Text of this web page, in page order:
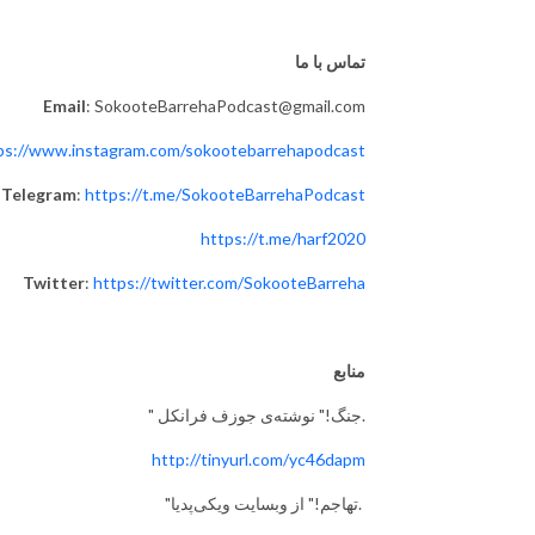
تماس با ما
Email: SokooteBarrehaPodcast@gmail.com
www.instagram.com/sokootebarrehapodcast
Telegram: https://t.me/SokooteBarrehaPodcast
https://t.me/harf2020
Twitter: https://twitter.com/SokooteBarreha
منابع
" جنگ!" نوشته‌ی جوزف فرانکل.
http://tinyurl.com/yc46dapm
"تهاجم!" از وبسایت ویکی‌پدیا.